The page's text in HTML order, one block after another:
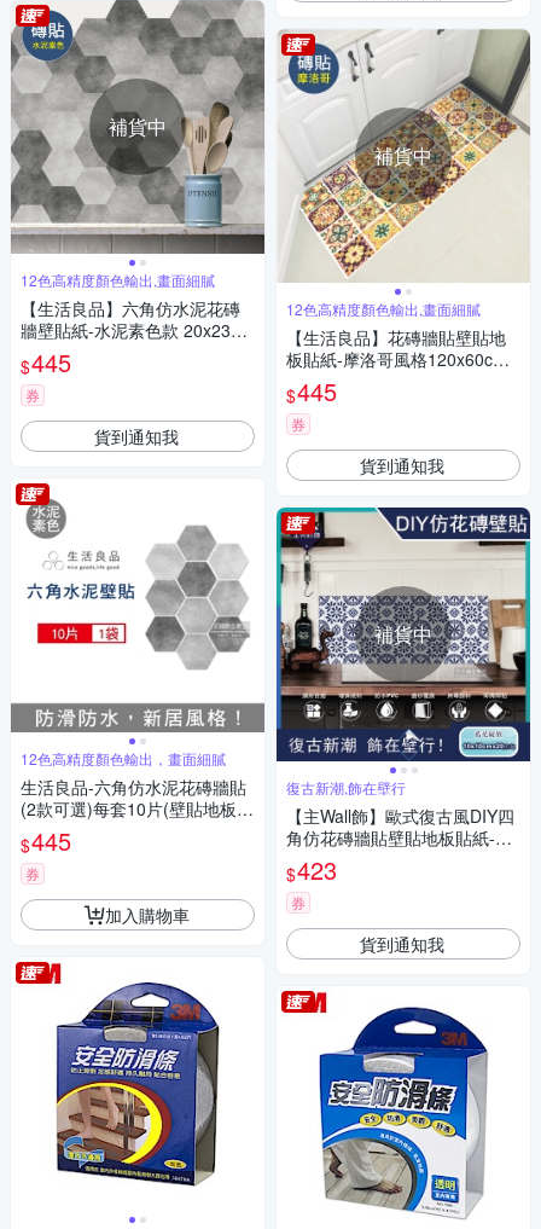
補貨中
12色高精度顏色輸出,畫面細膩
【生活良品】六角仿水泥花磚
牆壁貼紙-水泥素色款 20x23cm
每套10片(防水即撕即貼)
$445
券
貨到通知我
12色高精度顏色輸出，畫面細膩
生活良品-六角仿水泥花磚牆貼
(2款可選)每套10片(壁貼地板貼
紙,復古風格壁紙,仿六角磁磚牆
貼,DIY防水即撕即貼裝飾材料
貼片,模擬磁磚牆面家飾貼紙)
$445
券
加入購物車
補貨中
12色高精度顏色輸出,畫面細膩
【生活良品】花磚牆貼壁貼地
板貼紙-摩洛哥風格120x60cm
卷裝(防水即撕即貼)
$445
券
貨到通知我
補貨中
復古新潮,飾在壁行
【主Wall飾】歐式復古風DIY四
角仿花磚牆貼壁貼地板貼紙-藍
花綻放款(10x10cm每套20片
防水即撕即貼)
$423
券
貨到通知我